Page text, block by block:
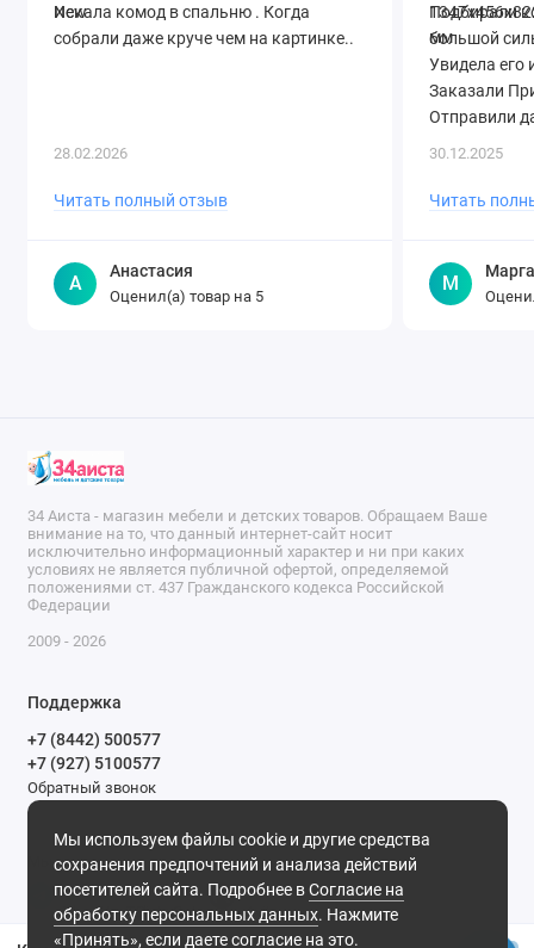
Искала комод в спальню . Когда
собрали даже круче чем на картинке..
28.02.2026
Читать полный отзыв
А
Анастасия
Оценил(а) товар на 5
Подбирали
большой
Увидела его
Заказали
Отправили
30.12.2025
Читать
М
Мы используем файлы cookie и другие средства
сохранения предпочтений и анализа действий
посетителей сайта. Подробнее вСогласие на
обработку персональных данных. Нажмите
«Принять», если даете согласие на это.
34 Аиста - магазин мебели и детских товаров. Обращаем Ваше
внимание на то, что данный интернет-сайт носит
исключительно информационный характер и ни при каких
условиях не является публичной офертой, определяемой
положениями ст. 437 Гражданского кодекса Российской
Федерации
2009 - 2026
Поддержка
+7 (8442) 500577
+7 (927) 5100577
Обратный звонок
Мы в сети